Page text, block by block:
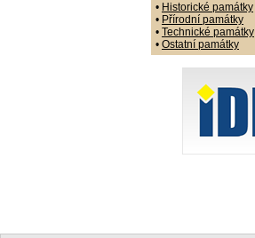
• Historické památky
• Přírodní památky
• Technické památky
• Ostatní památky